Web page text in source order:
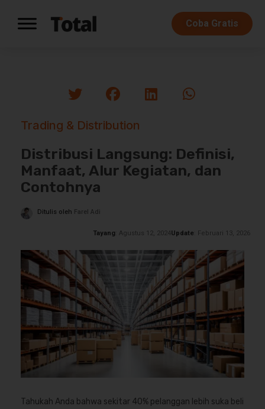
Coba Gratis
Trading & Distribution
Distribusi Langsung: Definisi,
Manfaat, Alur Kegiatan, dan
Contohnya
Ditulis oleh Farel Adi
Tayang : Agustus 12, 2024Update : Februari 13, 2026
Tahukah Anda bahwa sekitar 40% pelanggan lebih suka beli